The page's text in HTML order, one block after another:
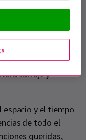
papel de
y Timewarp
Prometemos
que el
el cinturón, ¡el
salvaje y
y el tiempo
de todo el
queridas,